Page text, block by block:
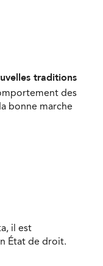
traditions
des
bonne marche
il est
État de droit.